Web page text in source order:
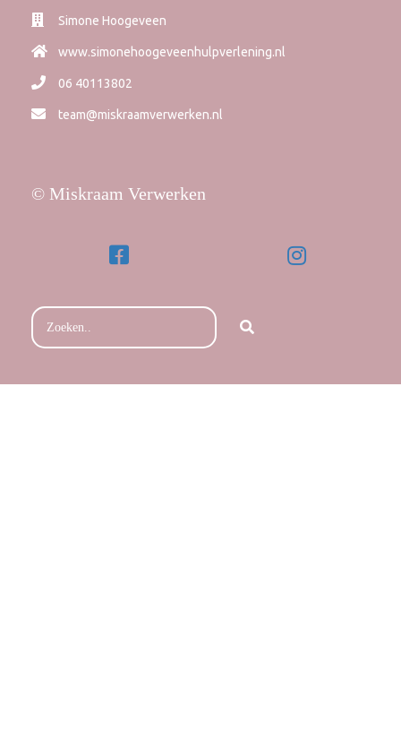
Simone Hoogeveen
www.simonehoogeveenhulpverlening.nl
06 40113802
team@miskraamverwerken.nl
© Miskraam Verwerken